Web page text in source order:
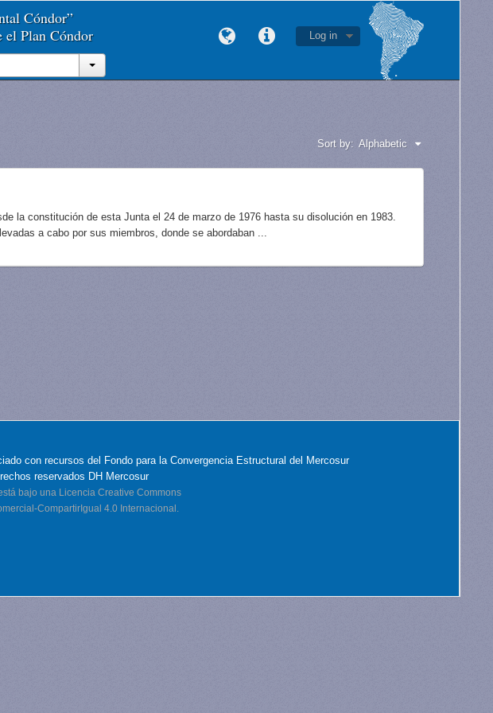
Cóndor”
el Plan Cóndor
Log in
Sort by: Alphabetic
la constitución de esta Junta el 24 de marzo de 1976 hasta su disolución en 1983.
a cabo por sus miembros, donde se abordaban ...
con recursos del Fondo para la Convergencia Estructural del Mercosur
reservados DH Mercosur
bajo una Licencia Creative Commons
CompartirIgual 4.0 Internacional.